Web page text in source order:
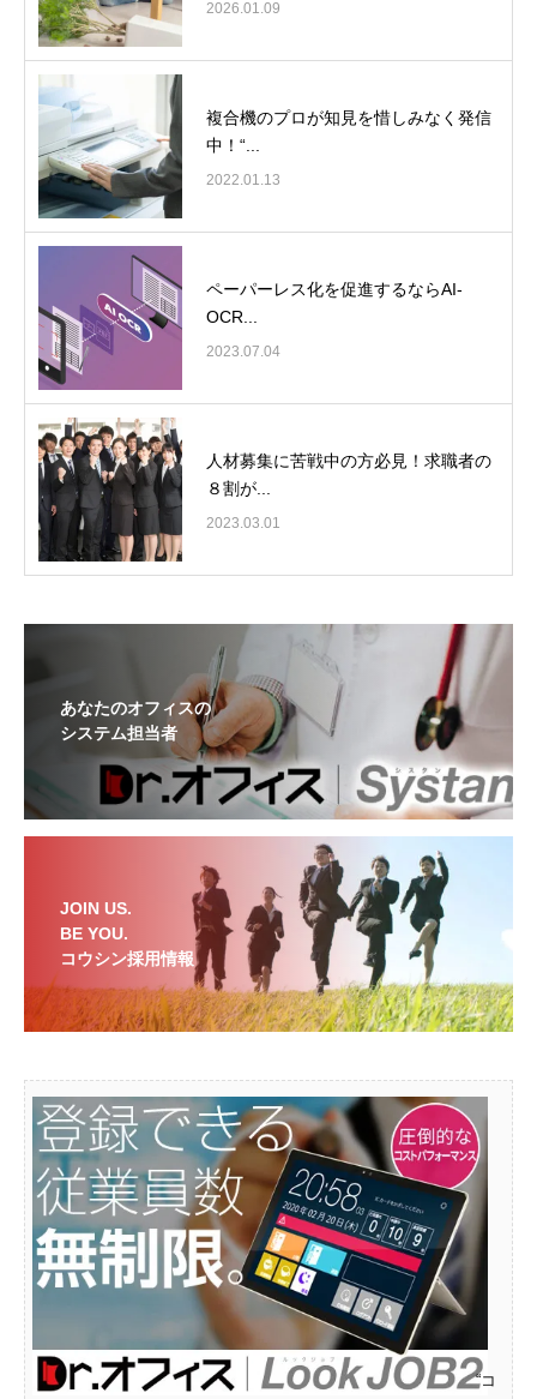
2026.01.09
複合機のプロが知見を惜しみなく発信
中！“...
2022.01.13
ペーパーレス化を促進するならAI-
OCR...
2023.07.04
人材募集に苦戦中の方必見！求職者の
８割が...
2023.03.01
あなたのオフィスの
システム担当者
JOIN US.
BE YOU.
コウシン採用情報
“コ